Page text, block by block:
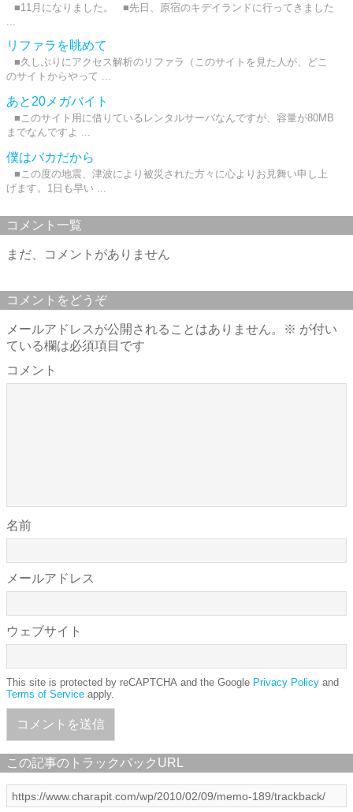
■11月になりました。 ■先日、原宿のキデイランドに行ってきました
...
リファラを眺めて
■久しぶりにアクセス解析のリファラ（このサイトを見た人が、どこ
のサイトからやって ...
あと20メガバイト
■このサイト用に借りているレンタルサーバなんですが、容量が80MB
までなんですよ ...
僕はバカだから
■この度の地震、津波により被災された方々に心よりお見舞い申し上
げます。1日も早い ...
コメント一覧
まだ、コメントがありません
コメントをどうぞ
メールアドレスが公開されることはありません。 ※ が付い
ている欄は必須項目です
コメント
名前
メールアドレス
ウェブサイト
This site is protected by reCAPTCHA and the Google Privacy Policy and
Terms of Service apply.
この記事のトラックバックURL